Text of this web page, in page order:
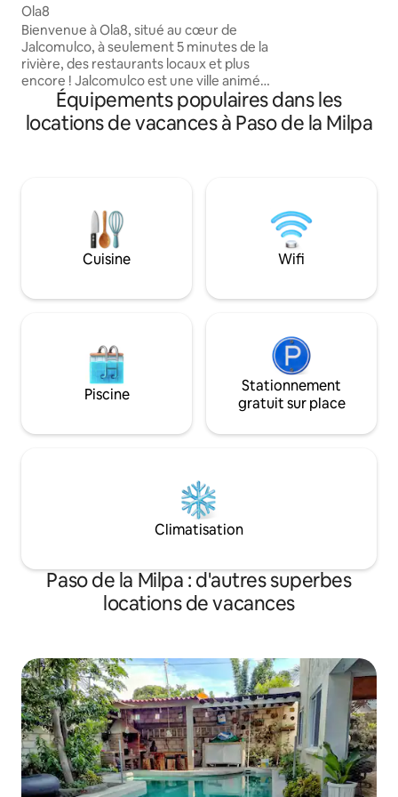
Ola8
​Bienvenue à Ola8, situé au cœur de
Jalcomulco, à seulement 5 minutes de la
rivière, des restaurants locaux et plus
encore ! ​Jalcomulco est une ville animée
où vous pouvez profiter d'activités de
plein air telles que la randonnée, le
rafting, la tyrolienne et bien d'autres. ​
extérieure avec un barbecue. Vous
adorerez également le patio spacieux,
parfait pour se détendre et passer du
bon temps avec vos proches.
Équipements populaires dans les
locations de vacances à Paso de la Milpa
Cuisine Wifi
Piscine
Stationnement
gratuit sur place
Climatisation
Paso de la Milpa : d'autres superbes
locations de vacances